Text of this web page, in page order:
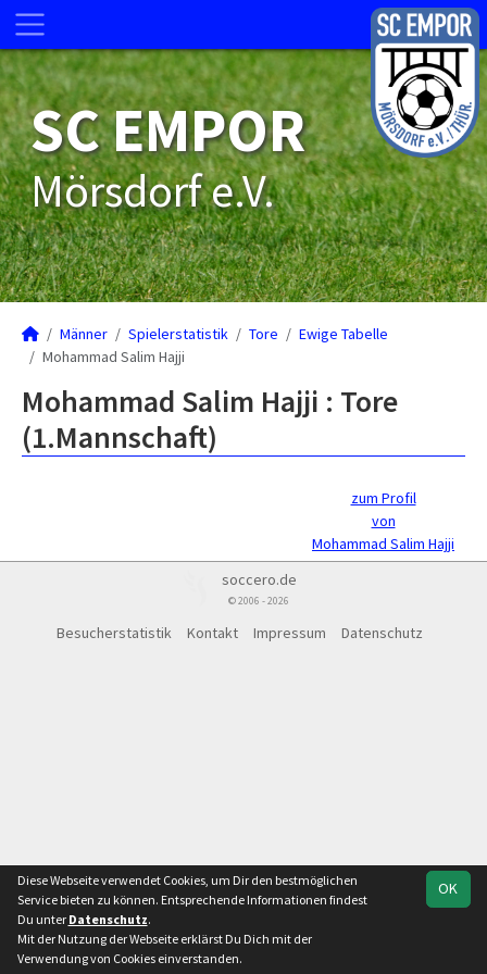
SC EMPOR
Mörsdorf e.V.
Männer Spielerstatistik Tore
Ewige Tabelle
Mohammad Salim Hajji
Mohammad Salim Hajji : Tore
(1.Mannschaft)
zum Profil
von
Mohammad Salim Hajji
soccero.de
© 2006 - 2026
Besucherstatistik Kontakt Impressum Datenschutz
OK
Diese Webseite verwendet Cookies, um Dir den bestmöglichen
Service bieten zu können. Entsprechende Informationen findest
Du unter Datenschutz.
Mit der Nutzung der Webseite erklärst Du Dich mit der
Verwendung von Cookies einverstanden.